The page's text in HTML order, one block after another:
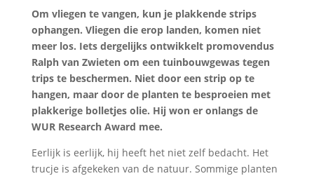
Om vliegen te vangen, kun je plakkende strips
ophangen. Vliegen die erop landen, komen niet
meer los. Iets dergelijks ontwikkelt promovendus
Ralph van Zwieten om een tuinbouwgewas tegen
trips te beschermen. Niet door een strip op te
hangen, maar door de planten te besproeien met
plakkerige bolletjes olie. Hij won er onlangs de
WUR Research Award mee.
Eerlijk is eerlijk, hij heeft het niet zelf bedacht. Het
trucje is afgekeken van de natuur. Sommige planten